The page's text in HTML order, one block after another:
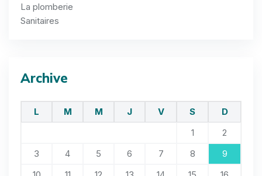
La plomberie
Sanitaires
Archive
L M M J V S
D
1
2
3
4 5 6 7 8
9